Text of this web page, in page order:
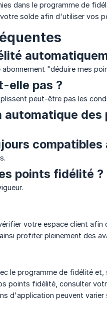
dans le programme de
solde afin d'utiliser vos
"déduire mes
elle pas ?
peut-être pas les
des
compatibles
points fidélité ?
votre espace client
profiter pleinement des
le programme de fidélité
points fidélité, consulter
d'application peuvent